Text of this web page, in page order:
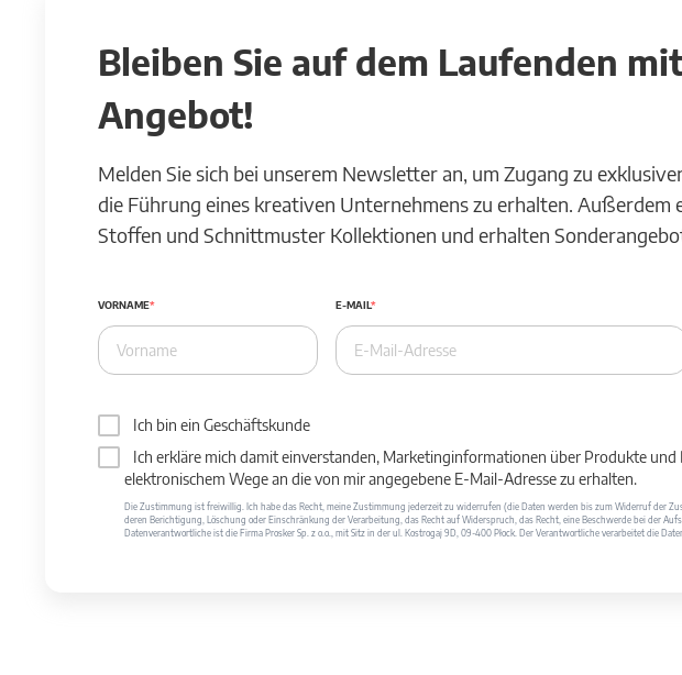
Bleiben Sie auf dem Laufenden
Angebot!
Melden Sie sich bei unserem Newsletter an, um Zugang zu
die Führung eines kreativen Unternehmens zu erhalten. Außerdem
Stoffen und Schnittmuster Kollektionen und erhalten
VORNAME E-MAIL
Ich bin ein Geschäftskunde
Ich erkläre mich damit einverstanden, Marketinginformationen über Produkte und
elektronischem Wege an die von mir angegebene E-Mail-Adresse zu erhalten.
Die Zustimmung ist freiwillig. Ich habe das Recht, meine Zustimmung jederzeit zu widerrufen (die Daten werden bis zum Widerruf der
deren Berichtigung, Löschung oder Einschränkung der Verarbeitung, das Recht auf Widerspruch, das Recht, eine Beschwerde bei der
Datenverantwortliche ist die Firma Prosker Sp. z o.o., mit Sitz in der ul. Kostrogaj 9D, 09-400 Płock. Der Verantwortliche verarbeitet die